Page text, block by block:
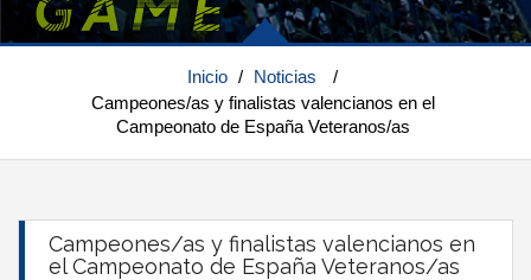
Inicio / Noticias
/
Campeones/as y finalistas valencianos en el
Campeonato de España Veteranos/as
Campeones/as y finalistas valencianos en
el Campeonato de España Veteranos/as